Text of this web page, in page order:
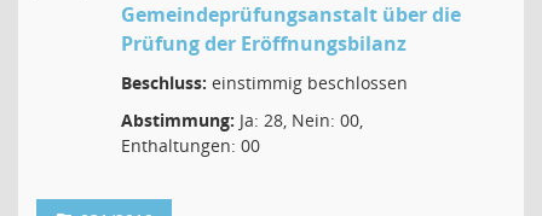
Gemeindeprüfungsanstalt über die
Prüfung der Eröffnungsbilanz
Beschluss: einstimmig beschlossen
Abstimmung: Ja: 28, Nein: 00,
Enthaltungen: 00